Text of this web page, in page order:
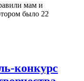
мам и
было 22
конкурс